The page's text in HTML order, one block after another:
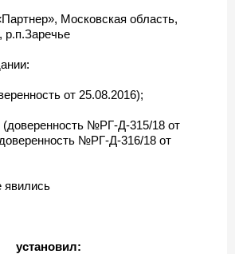
Московская область,
р.п.Заречье
от 25.08.2016);
№РГ-Д-315/18 от
№РГ-Д-316/18 от
явились
установил: